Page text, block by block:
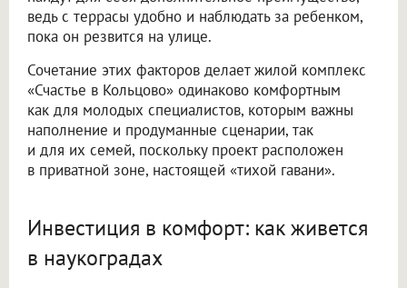
ведь с террасы удобно и наблюдать за ребенком,
пока он резвится на улице.
Сочетание этих факторов делает жилой комплекс
«Счастье в Кольцово» одинаково комфортным
как для молодых специалистов, которым важны
наполнение и продуманные сценарии, так
и для их семей, поскольку проект расположен
в приватной зоне, настоящей «тихой гавани».
Инвестиция в комфорт: как живется
в наукоградах